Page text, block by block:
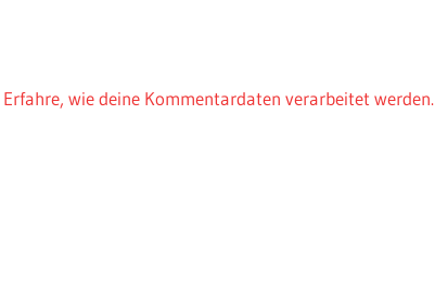
Erfahre, wie deine Kommentardaten verarbeitet werden.